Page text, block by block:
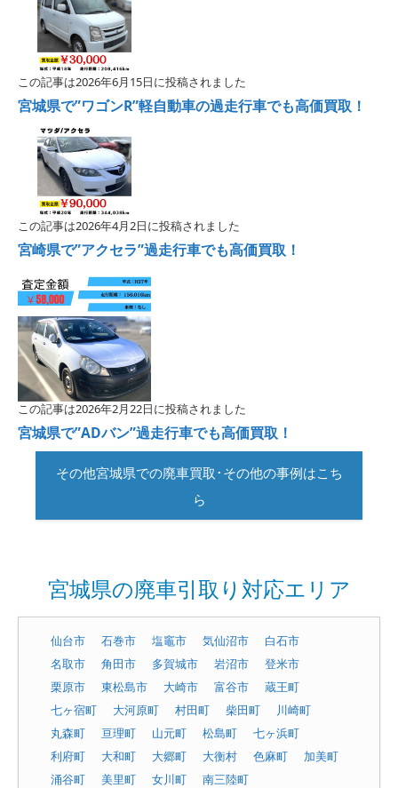
この記事は2026年6月15日に投稿されました
宮城県で”ワゴンR”軽自動車の過走行車でも高価買取！
この記事は2026年4月2日に投稿されました
宮崎県で”アクセラ”過走行車でも高価買取！
この記事は2026年2月22日に投稿されました
宮城県で”ADバン”過走行車でも高価買取！
その他宮城県での廃車買取･その他の事例はこち
ら
宮城県の廃車引取り対応エリア
仙台市 石巻市 塩竈市 気仙沼市
白石市
名取市
角田市 多賀城市 岩沼市
登米市
栗原市
東松島市 大崎市 富谷市
蔵王町
七ヶ宿町
大河原町 村田町 柴田町
川崎町
丸森町
亘理町 山元町 松島町
七ヶ浜町
利府町
大和町 大郷町 大衡村 色麻町
加美町
涌谷町
美里町 女川町 南三陸町